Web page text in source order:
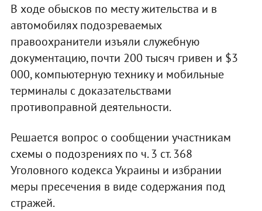
В ходе обысков по месту жительства и в
автомобилях подозреваемых
правоохранители изъяли служебную
документацию, почти 200 тысяч гривен и $3
000, компьютерную технику и мобильные
терминалы с доказательствами
противоправной деятельности.
Решается вопрос о сообщении участникам
схемы о подозрениях по ч. 3 ст. 368
Уголовного кодекса Украины и избрании
меры пресечения в виде содержания под
стражей.